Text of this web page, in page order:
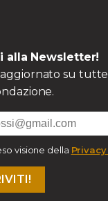
alla Newsletter!
aggiornato su
visione della